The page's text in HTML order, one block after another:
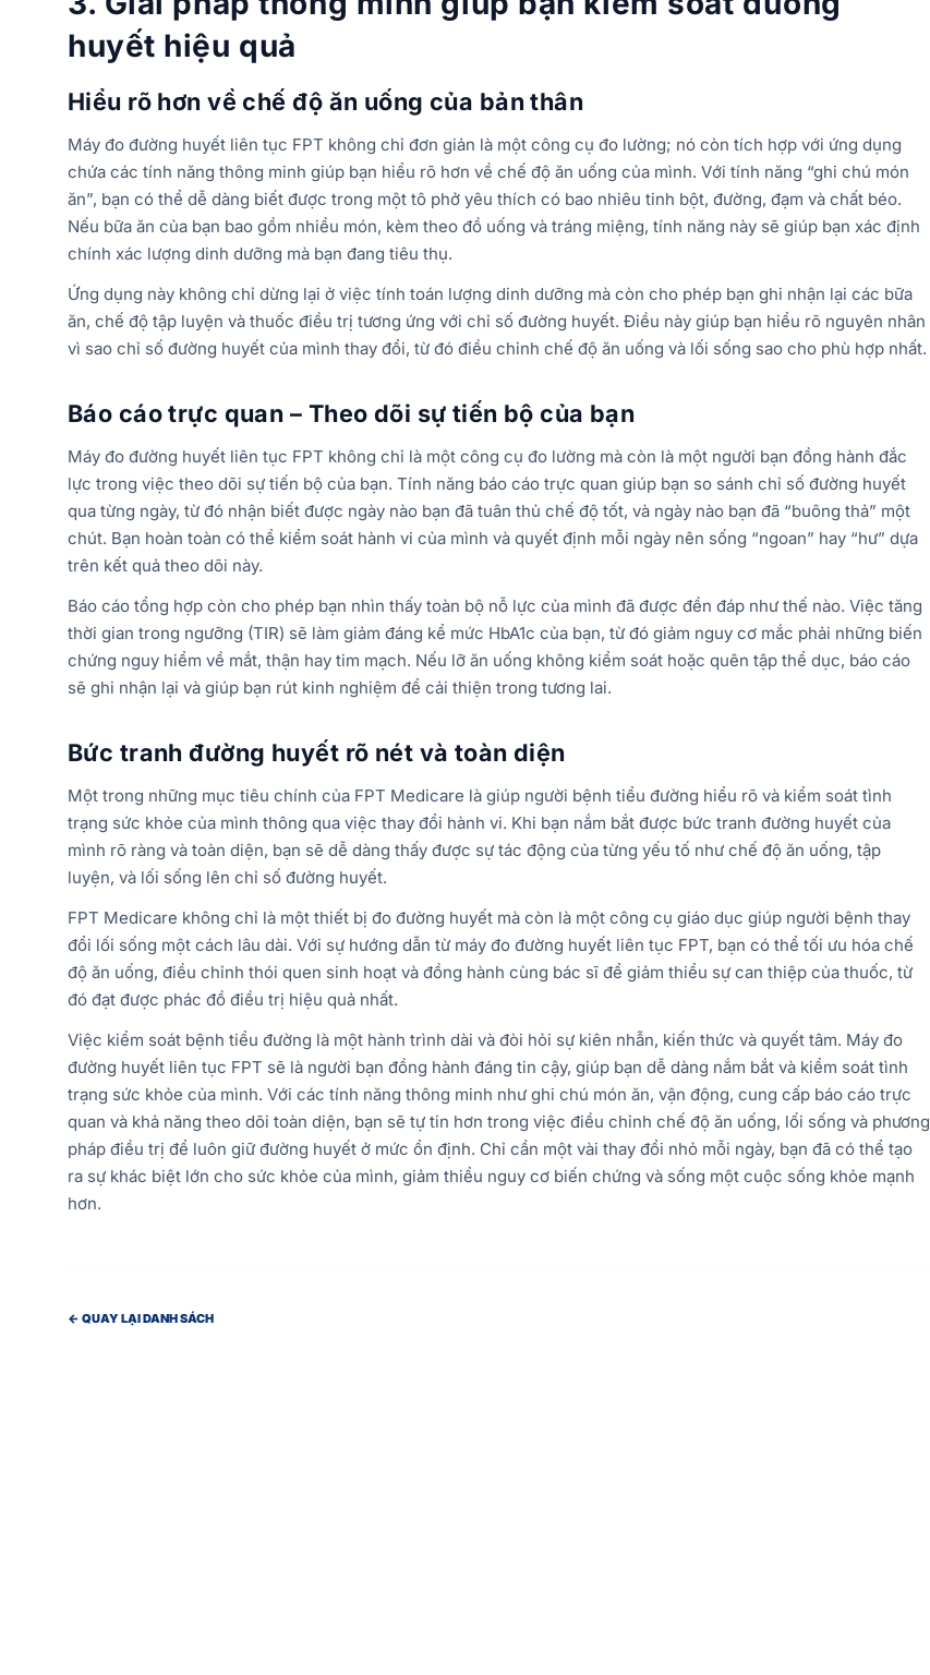
huyết hiệu quả
Hiểu rõ hơn về chế độ ăn uống của bản thân
Máy đo đường huyết liên tục FPT không chỉ đơn giản là một công cụ đo lường; nó còn tích hợp với ứng dụng
chứa các tính năng thông minh giúp bạn hiểu rõ hơn về chế độ ăn uống của mình. Với tính năng “ghi chú món
ăn”, bạn có thể dễ dàng biết được trong một tô phở yêu thích có bao nhiêu tinh bột, đường, đạm và chất béo.
Nếu bữa ăn của bạn bao gồm nhiều món, kèm theo đồ uống và tráng miệng, tính năng này sẽ giúp bạn xác định
chính xác lượng dinh dưỡng mà bạn đang tiêu thụ.
Ứng dụng này không chỉ dừng lại ở việc tính toán lượng dinh dưỡng mà còn cho phép bạn ghi nhận lại các bữa
ăn, chế độ tập luyện và thuốc điều trị tương ứng với chỉ số đường huyết. Điều này giúp bạn hiểu rõ nguyên nhân
vì sao chỉ số đường huyết của mình thay đổi, từ đó điều chỉnh chế độ ăn uống và lối sống sao cho phù hợp nhất.
Báo cáo trực quan – Theo dõi sự tiến bộ của bạn
Máy đo đường huyết liên tục FPT không chỉ là một công cụ đo lường mà còn là một người bạn đồng hành đắc
lực trong việc theo dõi sự tiến bộ của bạn. Tính năng báo cáo trực quan giúp bạn so sánh chỉ số đường huyết
qua từng ngày, từ đó nhận biết được ngày nào bạn đã tuân thủ chế độ tốt, và ngày nào bạn đã “buông thả” một
chút. Bạn hoàn toàn có thể kiểm soát hành vi của mình và quyết định mỗi ngày nên sống “ngoan” hay “hư” dựa
trên kết quả theo dõi này.
Báo cáo tổng hợp còn cho phép bạn nhìn thấy toàn bộ nỗ lực của mình đã được đền đáp như thế nào. Việc tăng
thời gian trong ngưỡng (TIR) sẽ làm giảm đáng kể mức HbA1c của bạn, từ đó giảm nguy cơ mắc phải những biến
chứng nguy hiểm về mắt, thận hay tim mạch. Nếu lỡ ăn uống không kiểm soát hoặc quên tập thể dục, báo cáo
sẽ ghi nhận lại và giúp bạn rút kinh nghiệm để cải thiện trong tương lai.
Bức tranh đường huyết rõ nét và toàn diện
Một trong những mục tiêu chính của FPT Medicare là giúp người bệnh tiểu đường hiểu rõ và kiểm soát tình
trạng sức khỏe của mình thông qua việc thay đổi hành vi. Khi bạn nắm bắt được bức tranh đường huyết của
mình rõ ràng và toàn diện, bạn sẽ dễ dàng thấy được sự tác động của từng yếu tố như chế độ ăn uống, tập
luyện, và lối sống lên chỉ số đường huyết.
FPT Medicare không chỉ là một thiết bị đo đường huyết mà còn là một công cụ giáo dục giúp người bệnh thay
đổi lối sống một cách lâu dài. Với sự hướng dẫn từ máy đo đường huyết liên tục FPT, bạn có thể tối ưu hóa chế
độ ăn uống, điều chỉnh thói quen sinh hoạt và đồng hành cùng bác sĩ để giảm thiểu sự can thiệp của thuốc, từ
đó đạt được phác đồ điều trị hiệu quả nhất.
Việc kiểm soát bệnh tiểu đường là một hành trình dài và đòi hỏi sự kiên nhẫn, kiến thức và quyết tâm. Máy đo
đường huyết liên tục FPT sẽ là người bạn đồng hành đáng tin cậy, giúp bạn dễ dàng nắm bắt và kiểm soát tình
trạng sức khỏe của mình. Với các tính năng thông minh như ghi chú món ăn, vận động, cung cấp báo cáo trực
quan và khả năng theo dõi toàn diện, bạn sẽ tự tin hơn trong việc điều chỉnh chế độ ăn uống, lối sống và phương
pháp điều trị để luôn giữ đường huyết ở mức ổn định. Chỉ cần một vài thay đổi nhỏ mỗi ngày, bạn đã có thể tạo
ra sự khác biệt lớn cho sức khỏe của mình, giảm thiểu nguy cơ biến chứng và sống một cuộc sống khỏe mạnh
hơn.
← QUAY LẠI DANH SÁCH